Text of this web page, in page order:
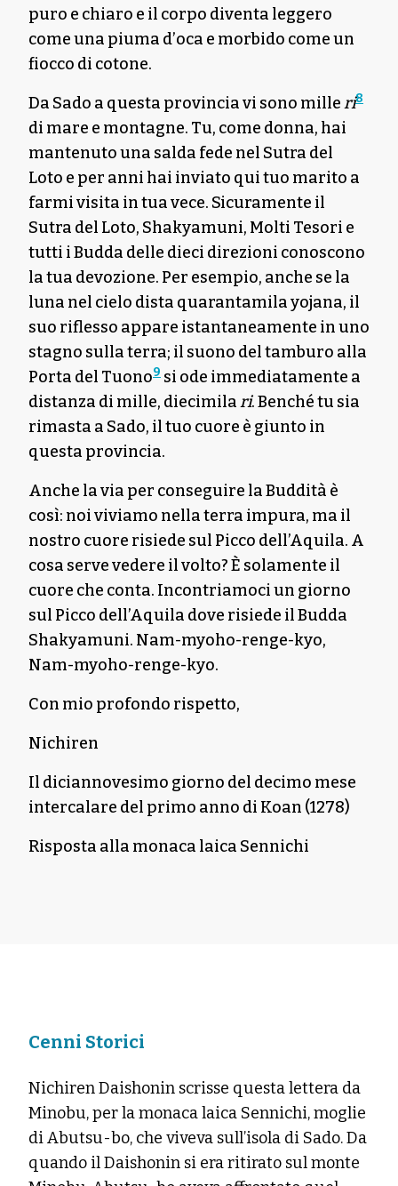
puro e chiaro e il corpo diventa leggero
come una piuma d’oca e morbido come un
fiocco di cotone.
Da Sado a questa provincia vi sono milleri8
di mare e montagne. Tu, come donna, hai
mantenuto una salda fede nel Sutra del
Loto e per anni hai inviato qui tuo marito a
farmi visita in tua vece. Sicuramente il
Sutra del Loto, Shakyamuni, Molti Tesori e
tutti i Budda delle dieci direzioni conoscono
la tua devozione. Per esempio, anche se la
luna nel cielo dista quarantamila yojana, il
suo riflesso appare istantaneamente in uno
stagno sulla terra; il suono del tamburo alla
Porta del Tuono9 si ode immediatamente a
distanza di mille, diecimilari. Benché tu sia
rimasta a Sado, il tuo cuore è giunto in
questa provincia.
Anche la via per conseguire la Buddità è
così: noi viviamo nella terra impura, ma il
nostro cuore risiede sul Picco dell’Aquila. A
cosa serve vedere il volto? È solamente il
cuore che conta. Incontriamoci un giorno
sul Picco dell’Aquila dove risiede il Budda
Shakyamuni. Nam-myoho-renge-kyo,
Nam-myoho-renge-kyo.
Con mio profondo rispetto,
Nichiren
Il diciannovesimo giorno del decimo mese
intercalare del primo anno di Koan (1278)
Risposta alla monaca laica Sennichi
Cenni Storici
Nichiren Daishonin scrisse questa lettera da
Minobu, per la monaca laica Sennichi, moglie
di Abutsu-bo, che viveva sull’isola di Sado. Da
quando il Daishonin si era ritirato sul monte